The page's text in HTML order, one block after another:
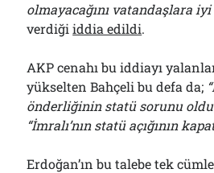
olmayacağını vatandaşlara iyi
verdiğiiddia edildi.
AKP cenahı bu iddiayı
yükselten Bahçeli bu defa da;
önderliğinin statü sorunu
“İmralı’nın statü açığının
Erdoğan’ın bu talebe tek